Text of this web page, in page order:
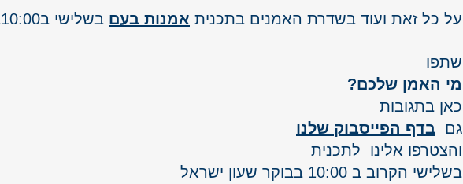
על כל זאת ועוד בשדרת האמנים בתכנית אמנות בעם בשלישי ב10:00בבוקר
שתפו
מי האמן שלכם?
כאן בתגובות
גם בדף הפייסבוק שלנו
והצטרפו אלינו  לתכנית
בשלישי הקרוב ב 10:00 בבוקר שעון ישראל